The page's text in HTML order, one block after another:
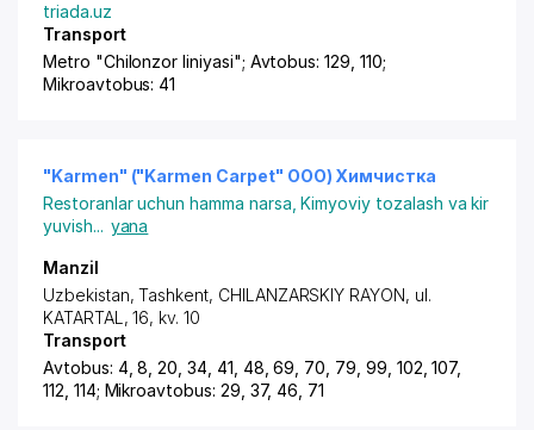
triada.uz
Transport
Metro "Chilonzor liniyasi"; Avtobus: 129, 110;
Mikroavtobus: 41
"Karmen" ("Karmen Carpet" ООО) Химчистка
Restoranlar uchun hamma narsa ,Kimyoviy tozalash va kir
yuvish... yana
Manzil
Uzbekistan,Tashkent, CHILANZARSKIY RAYON, ul.
KATARTAL, 16, kv. 10
Transport
Avtobus: 4, 8, 20, 34, 41, 48, 69, 70, 79, 99, 102, 107,
112, 114; Mikroavtobus: 29, 37, 46, 71